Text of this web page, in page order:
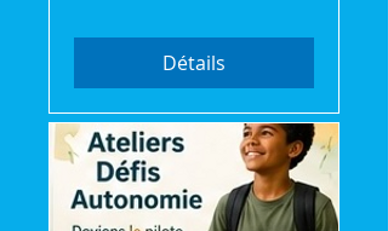
Détails